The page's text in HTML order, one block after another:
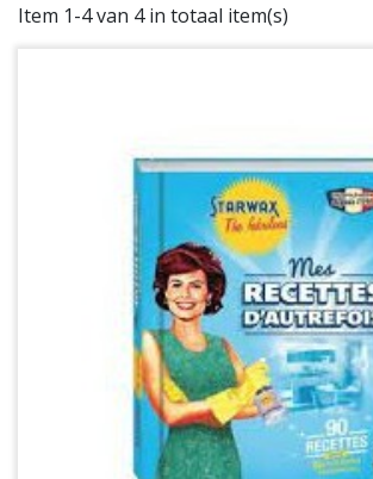
Item 1-4 van 4 in totaal item(s)